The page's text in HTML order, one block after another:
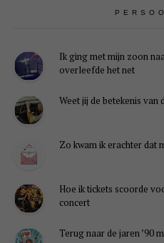
Ik ging met mijn zoon
overleefde het net
Weet jij de betekenis van
Zo kwam ik erachter dat
Hoe ik tickets scoorde
concert
Terug naar de jaren ’90